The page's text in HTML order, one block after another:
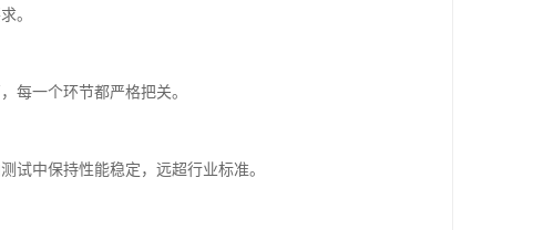
。
每一个环节都严格把关。
试中保持性能稳定，远超行业标准。